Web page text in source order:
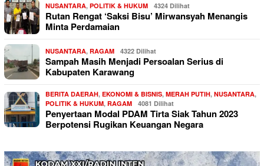
NUSANTARA, POLITIK & HUKUM 4324 Dilihat
Rutan Rengat ‘Saksi Bisu’ Mirwansyah Menangis
Minta Perdamaian
NUSANTARA, RAGAM 4322 Dilihat
Sampah Masih Menjadi Persoalan Serius di
Kabupaten Karawang
BERITA DAERAH, EKONOMI & BISNIS, MERAH PUTIH, NUSANTARA,
POLITIK & HUKUM, RAGAM 4081 Dilihat
Penyertaan Modal PDAM Tirta Siak Tahun 2023
Berpotensi Rugikan Keuangan Negara